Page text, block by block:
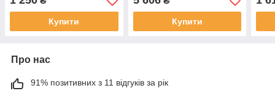
Купити Купити
Про нас
91% позитивних з 11 відгуків за рік